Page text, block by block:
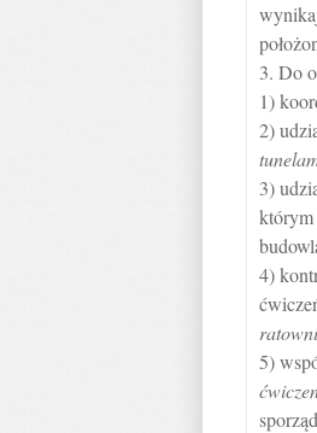
3. Do
1)
2)
3)
którym
4)
5)